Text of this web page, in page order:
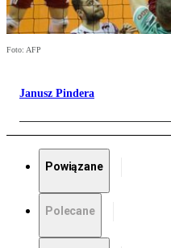
Foto: AFP
Janusz Pindera
Powiązane
Polecane